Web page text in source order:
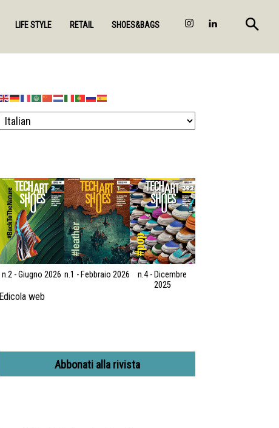
LIFE STYLE RETAIL SHOES&BAGS
n.2 - Giugno 2026 n.1 - Febbraio 2026
n.4 - Dicembre
2025
Edicola web
Abbonati alla rivista